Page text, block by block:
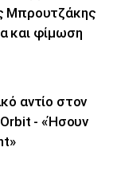
Μπρουτζάκης
και φίμωση
αντίο στον
- «Ήσουν